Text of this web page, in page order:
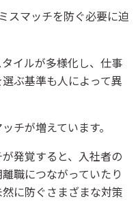
スマッチを防ぐ必要に迫
イルが多様化し、仕事
ぶ基準も人によって異
チが増えています。
発覚すると、入社者の
職につながっていたり
に防ぐさまざまな対策